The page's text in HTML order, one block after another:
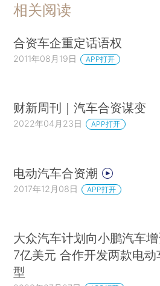
相关阅读
合资车企重定话语权
2011年08月19日 APP打开
财新周刊｜汽车合资谋变
2022年04月23日 APP打开
电动汽车合资潮
2017年12月08日 APP打开
大众汽车计划向小鹏汽车
7亿美元 合作开发两款电动
型